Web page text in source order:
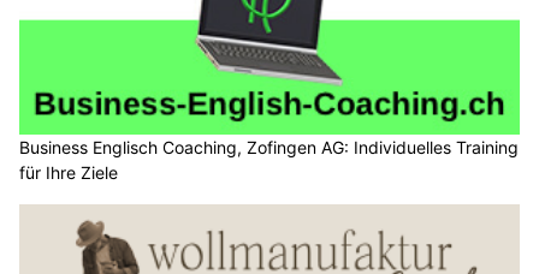
Business Englisch Coaching, Zofingen AG: Individuelles Training
für Ihre Ziele